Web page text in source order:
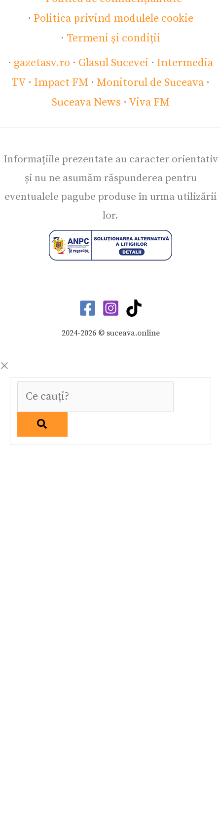
· Politica privind modulele cookie
· Termeni și condiții
· gazetasv.ro · Glasul Sucevei · Intermedia
TV · Impact FM · Monitorul de Suceava ·
Suceava News · Viva FM
Informațiile prezentate au caracter orientativ
și nu ne asumăm răspunderea pentru
eventualele pagube produse în urma utilizării
lor.
2024-2026 © suceava.online